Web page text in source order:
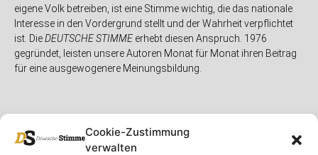
Cookie-Zustimmung
verwalten
eigene Volk betreiben, ist eine Stimme wichtig, die das nationale
Interesse in den Vordergrund stellt und der Wahrheit verpflichtet
ist. DieDEUTSCHE STIMMEerhebt diesen Anspruch. 1976
gegründet, leisten unsere Autoren Monat für Monat ihren Beitrag
für eine ausgewogenere Meinungsbildung.